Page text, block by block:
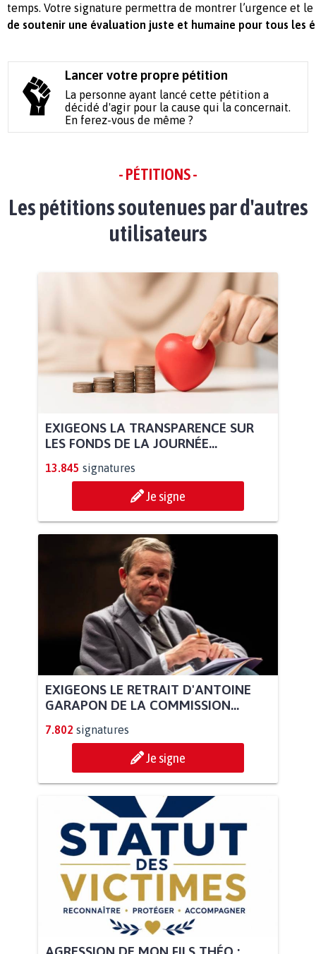
temps. Votre signature permettra de montrer l’urgence et
de soutenir une évaluation juste et humaine pour tous les
Lancer votre propre pétition
La personne ayant lancé cette pétition a
décidé d'agir pour la cause qui la concernait.
En ferez-vous de même ?
- PÉTITIONS -
Les pétitions soutenues par d'autres
utilisateurs
EXIGEONS LA TRANSPARENCE SUR
LES FONDS DE LA JOURNÉE...
13.845 signatures
Je signe
EXIGEONS LE RETRAIT D'ANTOINE
GARAPON DE LA COMMISSION...
7.802 signatures
Je signe